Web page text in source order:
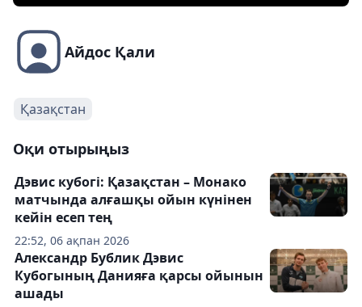
Айдос Қали
Қазақстан
Оқи отырыңыз
22:52, 06 ақпан 2026
Дэвис кубогі: Қазақстан – Монако
матчында алғашқы ойын күнінен
кейін есеп тең
Александр Бублик Дэвис
Кубогының Данияға қарсы ойынын
ашады